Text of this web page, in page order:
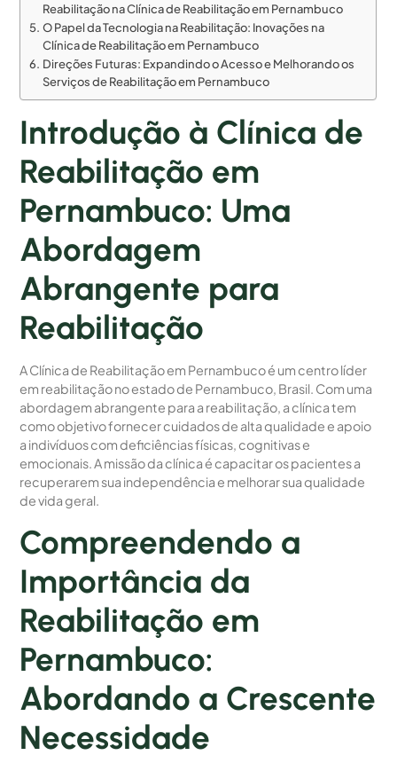
Reabilitação na Clínica de Reabilitação em Pernambuco
O Papel da Tecnologia na Reabilitação: Inovações na
Clínica de Reabilitação em Pernambuco
Direções Futuras: Expandindo o Acesso e Melhorando os
Serviços de Reabilitação em Pernambuco
Introdução à Clínica de
Reabilitação em
Pernambuco: Uma
Abordagem
Abrangente para
Reabilitação
A Clínica de Reabilitação em Pernambuco é um centro líder
em reabilitação no estado de Pernambuco, Brasil. Com uma
abordagem abrangente para a reabilitação, a clínica tem
como objetivo fornecer cuidados de alta qualidade e apoio
a indivíduos com deficiências físicas, cognitivas e
emocionais. A missão da clínica é capacitar os pacientes a
recuperarem sua independência e melhorar sua qualidade
de vida geral.
Compreendendo a
Importância da
Reabilitação em
Pernambuco:
Abordando a Crescente
Necessidade